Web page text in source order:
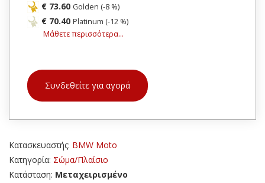
€ 73.60 Golden (-8 %)
€ 70.40 Platinum (-12 %)
Μάθετε περισσότερα...
Συνδεθείτε για αγορά
Κατασκευαστής: BMW Moto
Κατηγορία: Σώμα/Πλαίσιο
Κατάσταση: Μεταχειρισμένο